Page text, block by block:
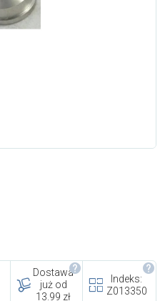
Dostawa
już od
13.99 zł
Indeks:
Z013350